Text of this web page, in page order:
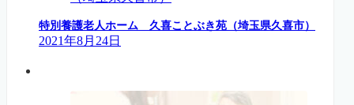
特別養護老人ホーム 久喜ことぶき苑（埼玉県久喜市）
2021年8月24日